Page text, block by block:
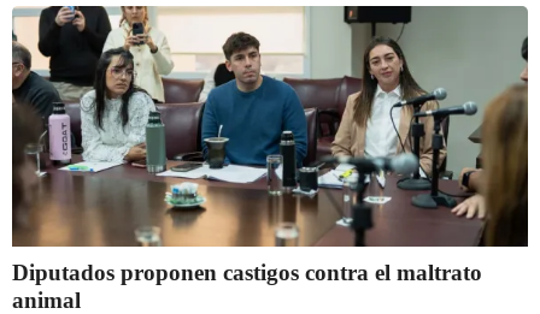
Diputados proponen castigos contra el maltrato
animal